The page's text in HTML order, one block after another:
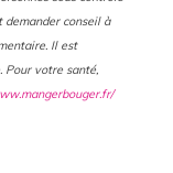
conseil à
Il est
Pour votre santé,